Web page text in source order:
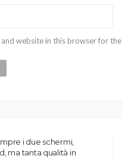
and website in this browser for
i due schermi,
ma tanta qualità in